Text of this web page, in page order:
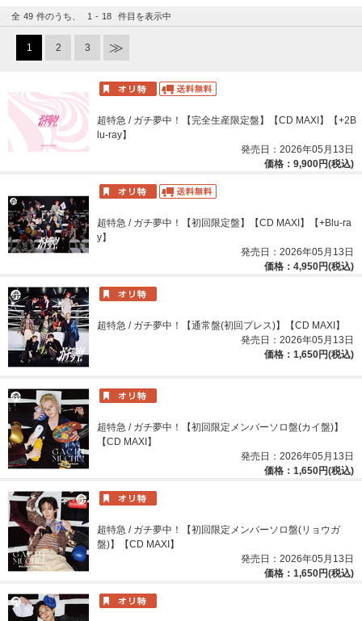
全 49 件のうち、 1 - 18 件目を表示中
1 2 3
超特急 / ガチ夢中！【完全生産限定盤】【CD MAXI】【+2B
lu-ray】
発売日：2026年05月13日
価格：9,900円(税込)
超特急 / ガチ夢中！【初回限定盤】【CD MAXI】【+Blu-ra
y】
発売日：2026年05月13日
価格：4,950円(税込)
超特急 / ガチ夢中！【通常盤(初回プレス)】【CD MAXI】
発売日：2026年05月13日
価格：1,650円(税込)
超特急 / ガチ夢中！【初回限定メンバーソロ盤(カイ盤)】
【CD MAXI】
発売日：2026年05月13日
価格：1,650円(税込)
超特急 / ガチ夢中！【初回限定メンバーソロ盤(リョウガ
盤)】【CD MAXI】
発売日：2026年05月13日
価格：1,650円(税込)